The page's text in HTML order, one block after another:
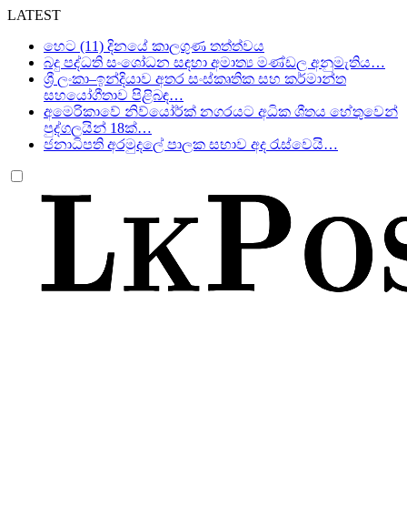
LATEST
හෙට (11) දිනයේ කාලගුණ තත්ත්වය
බදු පද්ධති සංශෝධන සඳහා අමාත්‍ය මණ්ඩල අනුමැතිය…
ශ්‍රී ලංකා–ඉන්දියාව අතර සංස්කෘතික සහ කර්මාන්ත
සහයෝගීතාව පිළිබඳ…
අමෙරිකාවේ නිව්යෝර්ක් නගරයට අධික ශීතය හේතුවෙන්
පුද්ගලයින් 18ක්…
ජනාධිපති අරමුදලේ පාලක සභාව අද රැස්වෙයි…